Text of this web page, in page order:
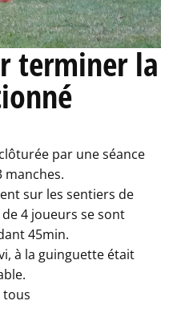
terminer la
par une séance
manches.
sur les sentiers de
4 joueurs se sont
45min.
à la guinguette était
tous